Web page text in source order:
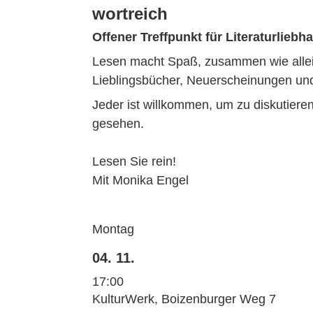
wortreich
Offener Treffpunkt für
Lesen macht Spaß, zusammen wie
Lieblingsbücher, Neuerscheinungen
Jeder ist willkommen, um zu
gesehen.
Lesen Sie rein!
Mit Monika Engel
Montag
04. 11.
17:00
KulturWerk, Boizenburger Weg 7